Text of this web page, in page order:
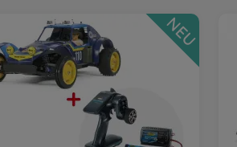
NEU